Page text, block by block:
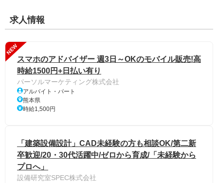
求人情報
NEW
スマホのアドバイザー 週3日～OKのモバイル販売!高
時給1500円+日払い有り
パーソルマーケティング株式会社
アルバイト・パート
熊本県
時給1,500円
「建築設備設計」CAD未経験の方も相談OK/第二新
卒歓迎/20・30代活躍中/ゼロから育成/「未経験から
プロへ」
設備研究室SPEC株式会社